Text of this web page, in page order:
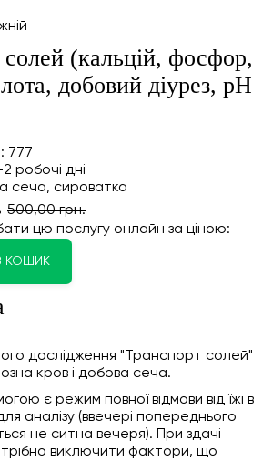
(кальцій, фосфор,
добовий діурез, pH
777
робочі дні
сеча, сироватка
500,00 грн.
цю послугу онлайн за ціною:
КОШИК
дослідження "Транспорт солей"
кров і добова сеча.
є режим повної відмови від їжі в
аналізу (ввечері попереднього
не ситна вечеря). При здачі
виключити фактори, що